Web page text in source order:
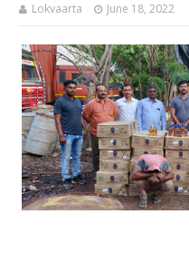
Lokvaarta June 18, 2022